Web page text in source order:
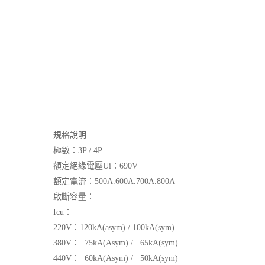
規格說明
極數：3P / 4P
額定絕緣電壓Ui：690V
額定電流：500A.600A.700A.800A
啟斷容量：
Icu：
220V：120kA(asym) / 100kA(sym)
380V： 75kA(Asym) / 65kA(sym)
440V： 60kA(Asym) / 50kA(sym)